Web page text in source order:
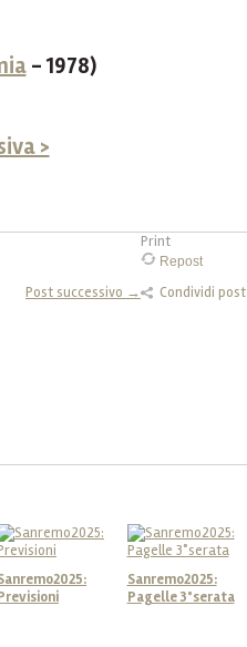
- 1978)
>
Print
Repost
Condividi post
Post successivo →
Sanremo2025:
Pagelle 3°serata